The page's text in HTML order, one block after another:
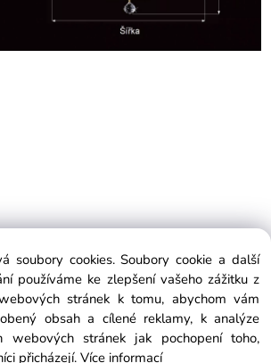
Česká republika
486 358
All rights reserved
soubory cookies. Soubory cookie a další
používáme ke zlepšení vašeho zážitku z
stránek k tomu, abychom vám
obsah a cílené reklamy, k analýze
webových stránek jak pochopení toho,
přicházejí. Více informací